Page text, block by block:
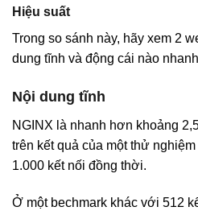
Hiệu suất
Trong so sánh này, hãy xem 2
dung tĩnh và động cái nào
Nội dung tĩnh
NGINX là nhanh hơn khoảng
trên kết quả của một thử
1.000 kết nối đồng thời.
Ở một bechmark khác với 512